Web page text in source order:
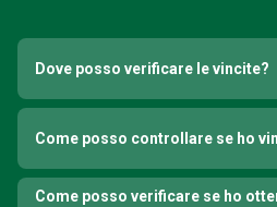
Dove posso verificare le vincite?
Come posso controllare se ho
Come posso verificare se ho